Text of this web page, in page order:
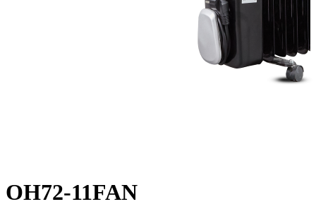
OH72-11FAN